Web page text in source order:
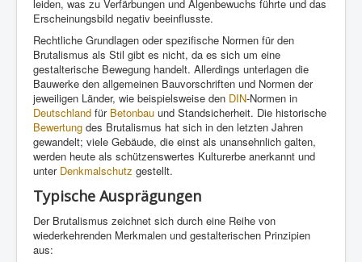
leiden, was zu Verfärbungen und Algenbewuchs führte und das
Erscheinungsbild negativ beeinflusste.
Rechtliche Grundlagen oder spezifische Normen für den
Brutalismus als Stil gibt es nicht, da es sich um eine
gestalterische Bewegung handelt. Allerdings unterlagen die
Bauwerke den allgemeinen Bauvorschriften und Normen der
jeweiligen Länder, wie beispielsweise den DIN-Normen in
Deutschland für Betonbau und Standsicherheit. Die historische
Bewertung des Brutalismus hat sich in den letzten Jahren
gewandelt; viele Gebäude, die einst als unansehnlich galten,
werden heute als schützenswertes Kulturerbe anerkannt und
unter Denkmalschutz gestellt.
Typische Ausprägungen
Der Brutalismus zeichnet sich durch eine Reihe von
wiederkehrenden Merkmalen und gestalterischen Prinzipien
aus: